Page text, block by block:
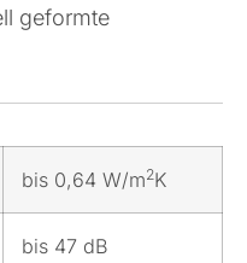
geformte
bis 0,64 W/m2K
bis 47 dB